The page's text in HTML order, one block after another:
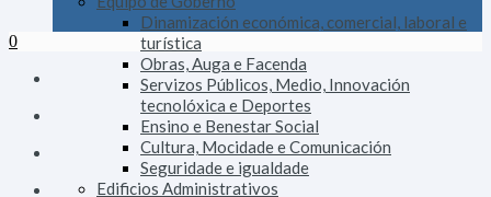
Dinamización económica, comercial, laboral e
turística
Obras, Auga e Facenda
Servizos Públicos, Medio, Innovación
tecnolóxica e Deportes
Ensino e Benestar Social
Cultura, Mocidade e Comunicación
Seguridade e igualdade
Edificios Administrativos
0